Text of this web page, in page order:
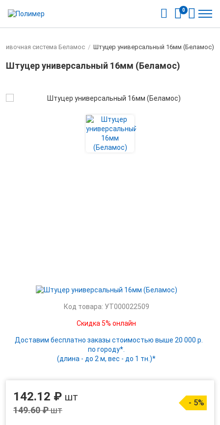
0
система Беламос / Штуцер универсальный 16мм (Беламос)
Штуцер универсальный 16мм (Беламос)
Код товара: УТ000022509
Скидка 5% онлайн
Доставим бесплатно заказы стоимостью выше 20 000 р.
по городу*.
(длина - до 2 м, вес - до 1 тн.)*
142.12 ₽ шт
149.60 ₽шт
- 5%